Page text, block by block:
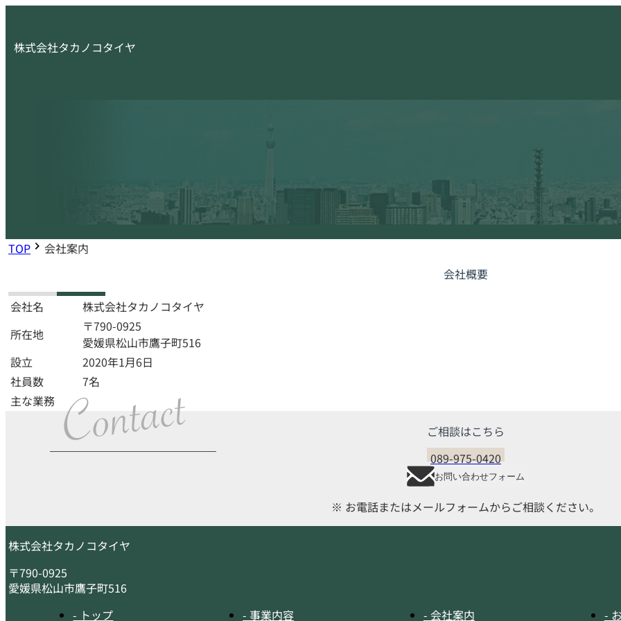
株式会社タカノコタイヤ
PROFILE
TOP
会社案内
会社概要
会社名
株式会社タカノコタイヤ
所在地
〒790-0925
愛媛県松山市鷹子町516
設立
2020年1月6日
社員数
7名
主な業務
ご相談はこちら
089-975-0420
お問い合わせフォーム
※ お電話またはメールフォームからご相談ください。
株式会社タカノコタイヤ
〒790-0925
愛媛県松山市鷹子町516
- トップ
- 事業内容 - 会社案内 -